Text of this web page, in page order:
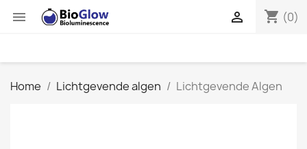
 shopping_cart (0)

Home Lichtgevende algen Lichtgevende Algen